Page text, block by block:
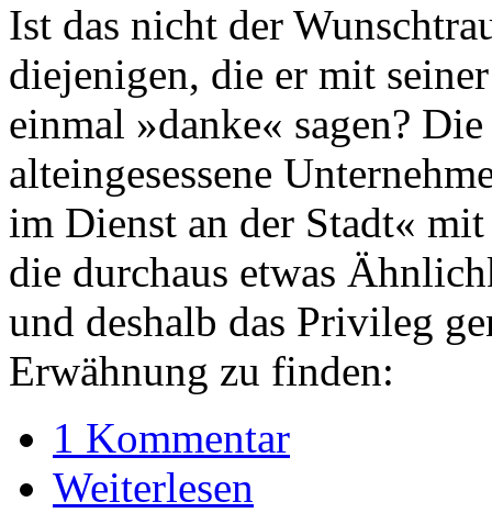
Ist das nicht der
diejenigen, die er mit
einmal »danke« sagen?
alteingesessene
im Dienst an der Stadt«
die durchaus etwas
und deshalb das Privileg
Erwähnung zu finden:
1 Kommentar
Weiterlesen